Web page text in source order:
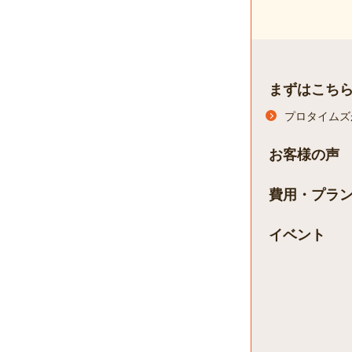
まずはこち
プロタイム
お客様の声
費用・プラ
イベント